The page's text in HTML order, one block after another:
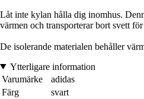
Låt inte kylan hålla dig inomhus.
värmen och transporterar bort svett
De isolerande materialen behåller
Ytterligare information
Varumärke
adidas
Färg
svart